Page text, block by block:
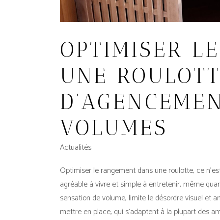
OPTIMISER
UNE
VOLUMES
Actualités
Optimiser le rangement dans une roulotte, ce
agréable à vivre et simple à entretenir, même
sensation de volume, limite le désordre visuel et
mettre en place, qui s’adaptent à la plupart des